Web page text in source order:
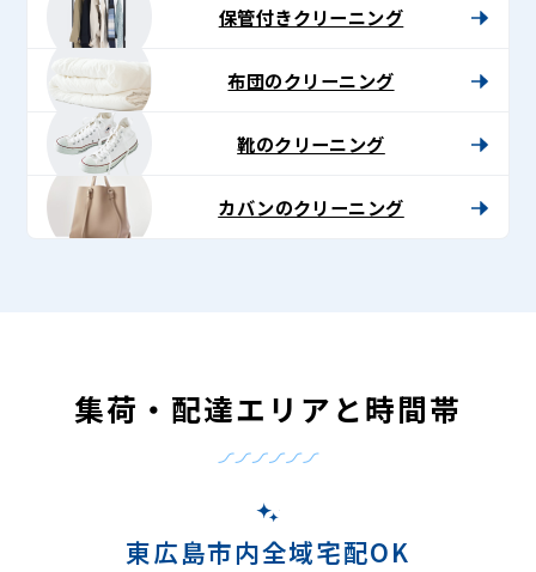
保管付きクリーニング
布団のクリーニング
靴のクリーニング
カバンのクリーニング
集荷・配達エリアと時間帯
東広島市内全域宅配OK